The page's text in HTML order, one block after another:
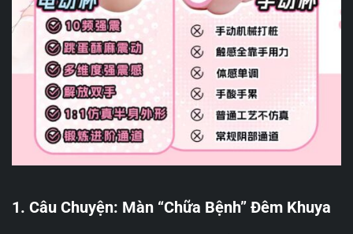
1. Câu Chuyện: Màn “Chữa Bệnh” Đêm Khuya